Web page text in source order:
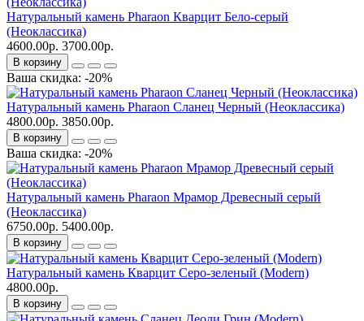
Натуральный камень Pharaon Кварцит Бело-серый
(Неоклассика)
4600.00р. 3700.00р.
В корзину
Ваша скидка: -20%
Натуральный камень Pharaon Сланец Черный (Неоклассика)
4800.00р. 3850.00р.
В корзину
Ваша скидка: -20%
Натуральный камень Pharaon Мрамор Древесный серый
(Неоклассика)
6750.00р. 5400.00р.
В корзину
Натуральный камень Кварцит Серо-зеленый (Modern)
4800.00р.
В корзину